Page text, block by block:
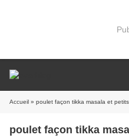
Accueil » poulet façon tikka masala et
poulet façon tikka